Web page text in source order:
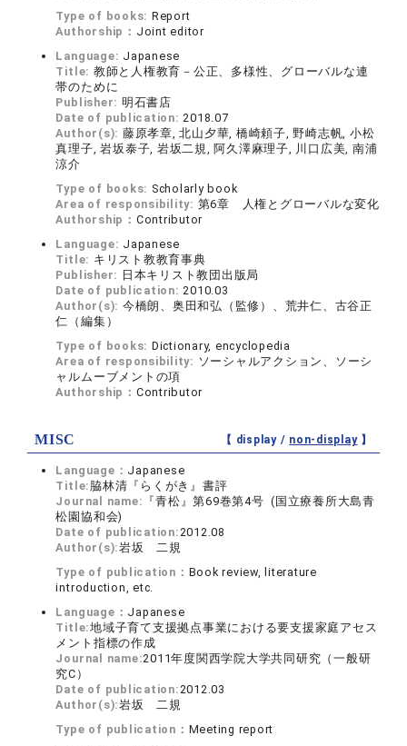
Type of books: Report
Authorship： Joint editor
Language: Japanese
Title: 教師と人権教育－公正、多様性、グローバルな連
帯のために
Publisher: 明石書店
Date of publication:2018.07
Author(s): 藤原孝章, 北山夕華, 橋崎頼子, 野崎志帆, 小松
真理子, 岩坂泰子, 岩坂二規, 阿久澤麻理子, 川口広美, 南浦
涼介
Type of books: Scholarly book
Area of responsibility: 第6章 人権とグローバルな変化
Authorship： Contributor
Language: Japanese
Title: キリスト教教育事典
Publisher: 日本キリスト教団出版局
Date of publication:2010.03
Author(s): 今橋朗、奥田和弘（監修）、荒井仁、古谷正
仁（編集）
Type of books: Dictionary, encyclopedia
Area of responsibility: ソーシャルアクション、ソーシ
ャルムーブメントの項
Authorship： Contributor
MISC 【 display / non-display】
Language： Japanese
Title: 脇林清『らくがき』書評
Journal name: 『青松』第69巻第4号 (国立療養所大島青
松園協和会)
Date of publication:2012.08
Author(s):岩坂 二規
Type of publication： Book review, literature
introduction, etc.
Language： Japanese
Title:地域子育て支援拠点事業における要支援家庭アセス
メント指標の作成
Journal name:2011年度関西学院大学共同研究（一般研
究C）
Date of publication:2012.03
Author(s):岩坂 二規
Type of publication： Meeting report